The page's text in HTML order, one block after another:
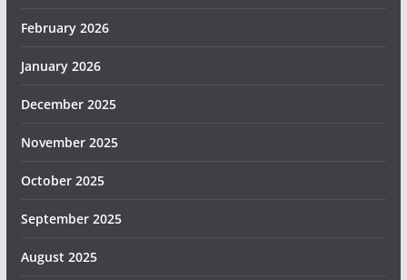
February 2026
January 2026
December 2025
November 2025
October 2025
September 2025
August 2025